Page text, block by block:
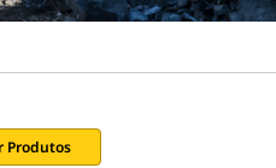
Produtos